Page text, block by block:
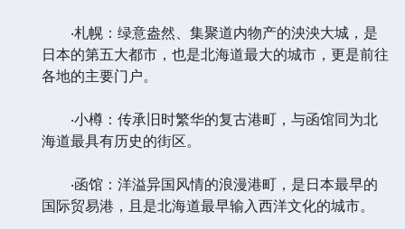
‧札幌：绿意盎然、集聚道内物产的泱泱大城，是
日本的第五大都市，也是北海道最大的城市，更是前往
各地的主要门户。
‧小樽：传承旧时繁华的复古港町，与函馆同为北
海道最具有历史的街区。
‧函馆：洋溢异国风情的浪漫港町，是日本最早的
国际贸易港，且是北海道最早输入西洋文化的城市。